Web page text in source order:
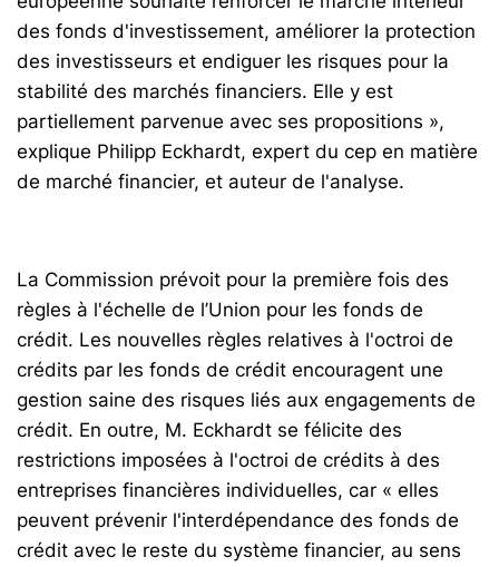
des fonds d'investissement, améliorer la protection
des investisseurs et endiguer les risques pour la
stabilité des marchés financiers. Elle y est
partiellement parvenue avec ses propositions »,
explique Philipp Eckhardt, expert du cep en matière
de marché financier, et auteur de l'analyse.
La Commission prévoit pour la première fois des
règles à l'échelle de l’Union pour les fonds de
crédit. Les nouvelles règles relatives à l'octroi de
crédits par les fonds de crédit encouragent une
gestion saine des risques liés aux engagements de
crédit. En outre, M. Eckhardt se félicite des
restrictions imposées à l'octroi de crédits à des
entreprises financières individuelles, car « elles
peuvent prévenir l'interdépendance des fonds de
crédit avec le reste du système financier, au sens